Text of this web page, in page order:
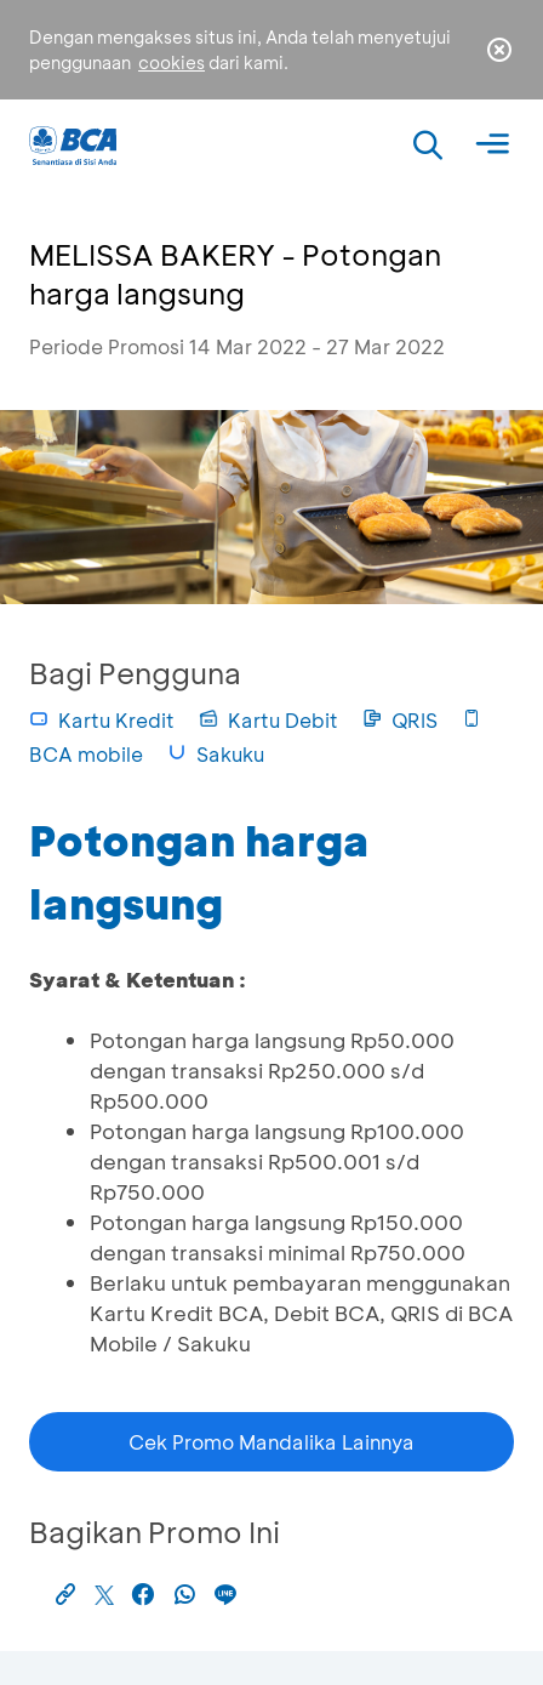
Dengan mengakses situs ini, Anda telah menyetujui
penggunaan cookies dari kami.
MELISSA BAKERY - Potongan
harga langsung
Periode Promosi 14 Mar 2022 - 27 Mar 2022
Bagi Pengguna
Kartu Kredit Kartu Debit
QRIS
BCA mobile
Sakuku
Potongan harga
langsung
Syarat & Ketentuan :
Potongan harga langsung Rp50.000
dengan transaksi Rp250.000 s/d
Rp500.000
Potongan harga langsung Rp100.000
dengan transaksi Rp500.001 s/d
Rp750.000
Potongan harga langsung Rp150.000
dengan transaksi minimal Rp750.000
Berlaku untuk pembayaran menggunakan
Kartu Kredit BCA, Debit BCA, QRIS di BCA
Mobile / Sakuku
Cek Promo Mandalika Lainnya
Bagikan Promo Ini